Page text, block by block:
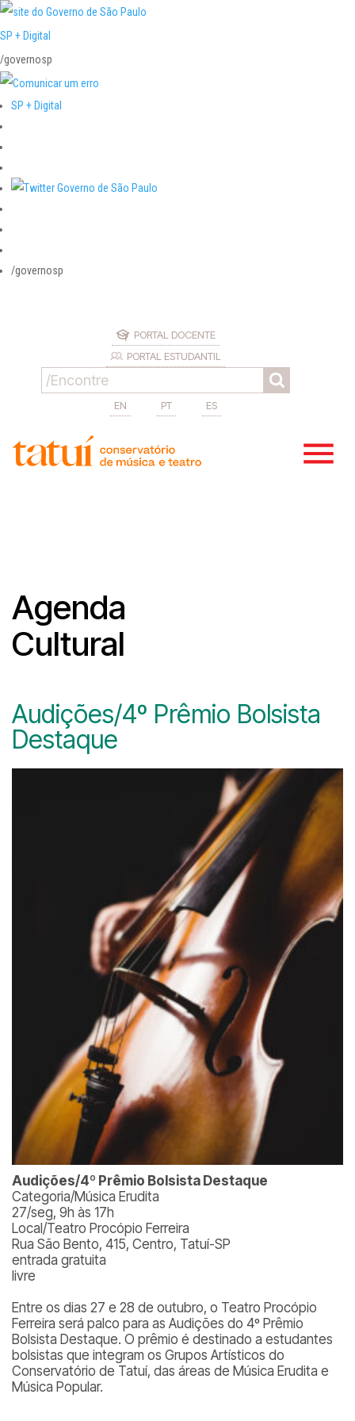
SP + Digital
/governosp
SP + Digital
/governosp
PORTAL DOCENTE
PORTAL ESTUDANTIL
EN PT ES
Agenda
Cultural
Audições/4º Prêmio Bolsista
Destaque
Audições/4º Prêmio Bolsista Destaque
Categoria/Música Erudita
27/seg, 9h às 17h
Local/Teatro Procópio Ferreira
Rua São Bento, 415, Centro, Tatuí-SP
entrada gratuita
livre
Entre os dias 27 e 28 de outubro, o Teatro Procópio
Ferreira será palco para as Audições do 4º Prêmio
Bolsista Destaque. O prêmio é destinado a estudantes
bolsistas que integram os Grupos Artísticos do
Conservatório de Tatuí, das áreas de Música Erudita e
Música Popular.